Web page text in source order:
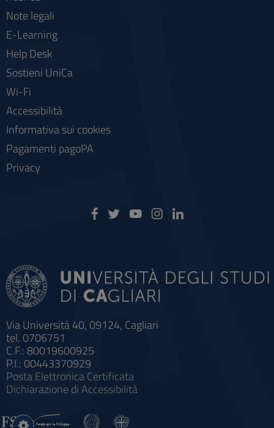
Via Università 40, 09124, Cagliari
tel. 0706751
C.F.: 80019600925
P.I.: 00443370929
Posta Elettronica Certificata
Dichiarazione di Accessibilità
Note legali
E-Learning
Help Desk
Sostieni UniCa
Wi-Fi
Accessibilità
Informativa sui cookies
Pagamenti pagoPA
Privacy
Impostazioni